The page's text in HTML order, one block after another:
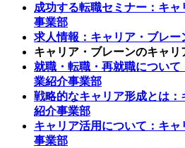
成功する転職セミナー：キ
事業部
求人情報：キャリア・ブレー
キャリア・ブレーンのキャリ
就職・転職・再就職につい
業紹介事業部
戦略的なキャリア形成とは
紹介事業部
キャリア活用について：キ
事業部